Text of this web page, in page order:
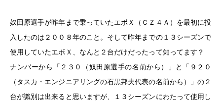
奴田原選手が昨年まで乗っていたエボＸ（ＣＺ４Ａ）を最初に投
入したのは２００８年のこと。そして昨年までの１３シーズンで
使用していたエボＸ、なんと２台だけだったって知ってます？
ナンバーから「２３０（奴田原選手の名前から）」と「９２０
（タスカ・エンジニアリングの石黒邦夫代表の名前から）」の２
台が識別は出来ると思いますが、１３シーズンにわたって使用し